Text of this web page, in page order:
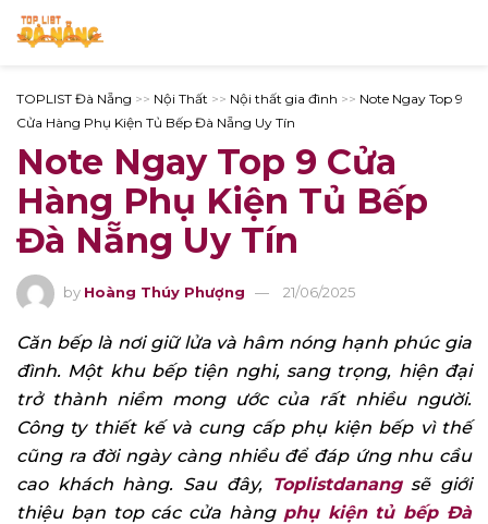
TOPLIST Đà Nẵng >> Nội Thất >> Nội thất gia đình >> Note Ngay Top 9
Cửa Hàng Phụ Kiện Tủ Bếp Đà Nẵng Uy Tín
Note Ngay Top 9 Cửa
Hàng Phụ Kiện Tủ Bếp
Đà Nẵng Uy Tín
by Hoàng Thúy Phượng 21/06/2025
Căn bếp là nơi giữ lửa và hâm nóng hạnh phúc gia
đình. Một khu bếp tiện nghi, sang trọng, hiện đại
trở thành niềm mong ước của rất nhiều người.
Công ty thiết kế và cung cấp phụ kiện bếp vì thế
cũng ra đời ngày càng nhiều để đáp ứng nhu cầu
cao khách hàng. Sau đây, Toplistdanangsẽ giới
thiệu bạn top các cửa hàng phụ kiện tủ bếp Đà